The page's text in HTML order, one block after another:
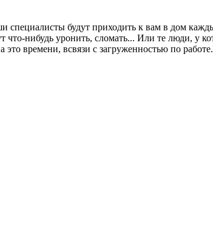
будут приходить к вам в дом
что-нибудь уронить, сломать... Или те люди, у
времени, всвязи с загруженностью по